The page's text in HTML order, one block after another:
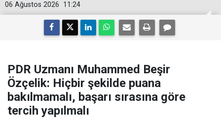
11:24
06 Ağustos 2026
PDR Uzmanı Muhammed Beşir
Özçelik: Hiçbir şekilde puana
bakılmamalı, başarı sırasına göre
tercih yapılmalı